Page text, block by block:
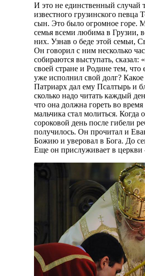
И это не единственный случай
известного грузинского
сын. Это было огромное горе.
семья всеми любима в Грузии,
них. Узнав о беде этой семьи,
Он говорил с ним несколько
собираются выступать,
своей стране и Родине тем,
уже исполнил свой долг?
Патриарх дал ему Псалтырь и
сколько надо читать каждый
что она должна гореть во
мальчика стал молиться.
сороковой день после гибели
получилось. Он прочитал и
Божию и уверовал в Бога. До
Еще он прислуживает в церкви